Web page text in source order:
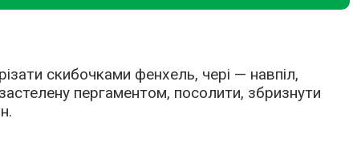
скибочками фенхель, чері — навпіл,
пергаментом, посолити, збризнути